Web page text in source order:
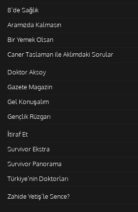
8'de Sağlık
Aramızda Kalmasın
Bir Yemek Olsan
Caner Taslaman ile Aklımdaki Sorular
Doktor Aksoy
Gazete Magazin
Gel Konuşalım
Gençlik Rüzgarı
İtiraf Et
Survivor Ekstra
Survivor Panorama
Türkiye'nin Doktorları
Zahide Yetiş'le Sence?